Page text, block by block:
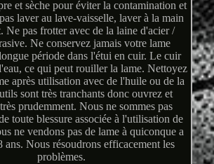
et sèche pour éviter la contamination et
laver au lave-vaisselle, laver à la main
Ne pas frotter avec de la laine d'acier /
Ne conservez jamais votre lame
période dans l'étui en cuir. Le cuir
ce qui peut rouiller la lame. Nettoyez
après utilisation avec de l'huile ou de la
sont très tranchants donc ouvrez et
prudemment. Nous ne sommes pas
toute blessure associée à l'utilisation de
ne vendons pas de lame à quiconque a
ans. Nous résoudrons efficacement les
problèmes.